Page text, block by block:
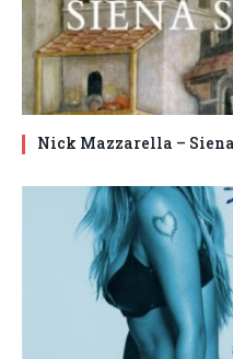
Nick Mazzarella –